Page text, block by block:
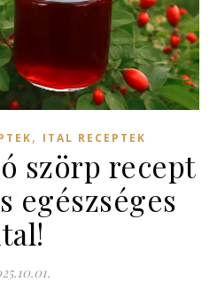
, ITAL RECEPTEK
szörp recept
egészséges